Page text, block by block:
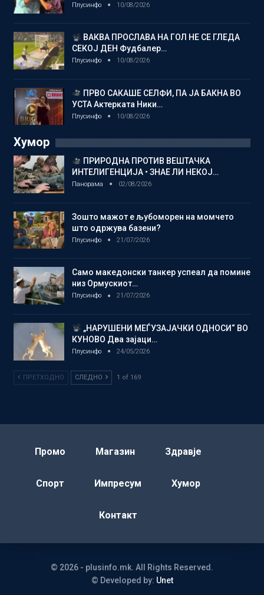
Плусинфо 10/08/2026
ВАКВА ПРОСЛАВА НА ГОЛ НЕ СЕ ГЛЕДА
СЕКОЈ ДЕН Фудбалер…
Плусинфо 10/08/2026
ПРВО САКАШЕ СЕЛФИ, ПА ЈА БАКНА ВО
УСТА Актерката Ники…
Плусинфо 10/08/2026
Хумор
ПРИРОДНА ПРОТИВ ВЕШТАЧКА
ИНТЕЛИГЕНЦИЈА • ЗНАЕ ЛИ НЕКОЈ…
Панорама 02/08/2026
Зошто мажот е љубоморен на момчето
што одржува базени?
Плусинфо 21/07/2026
Само македонски танкер успеал да помине
низ Ормускиот…
Плусинфо 21/07/2026
„НАРУШЕНИ МЕЃУЗАЈАЧКИ ОДНОСИ“ ВО
КУНОВО Два зајаци…
Плусинфо 24/05/2026
ПРЕТХОДНО СЛЕДНО 1 of 169
Промо Магазин Здравје
Спорт Импресум Хумор
Контакт
© 2026 - plusinfo.mk. All Rights Reserved.
© Developed by: Unet